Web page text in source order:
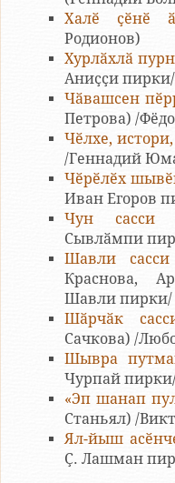
Халӗ ҫӗнӗ
Родионов)
Хурлӑхлӑ
Аниҫҫи пирки/
Чӑвашсен
Петрова) /
Чӗлхе,
/Геннадий
Чӗрӗлӗх
Иван Егоров
Чун сасси
Сывлӑмпи
Шавли
Краснова,
Шавли пирки/
Шӑрчӑк
Сачкова) /
Шывра
Чурпай
«Эп шанап
Станьял) /
Ял-йыш
Ҫ. Лашман